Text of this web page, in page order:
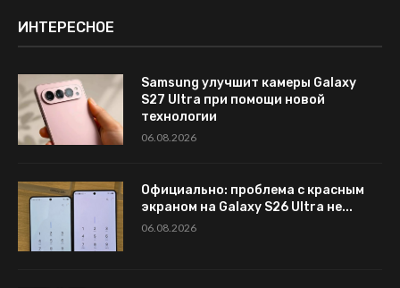
ИНТЕРЕСНОЕ
Samsung улучшит камеры Galaxy
S27 Ultra при помощи новой
технологии
06.08.2026
Официально: проблема с красным
экраном на Galaxy S26 Ultra не...
06.08.2026